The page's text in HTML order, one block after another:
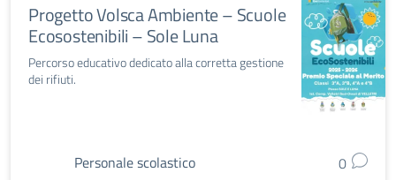
Progetto Volsca Ambiente – Scuole
Ecosostenibili – Sole Luna
Percorso educativo dedicato alla corretta gestione
dei rifiuti.
Personale scolastico 0